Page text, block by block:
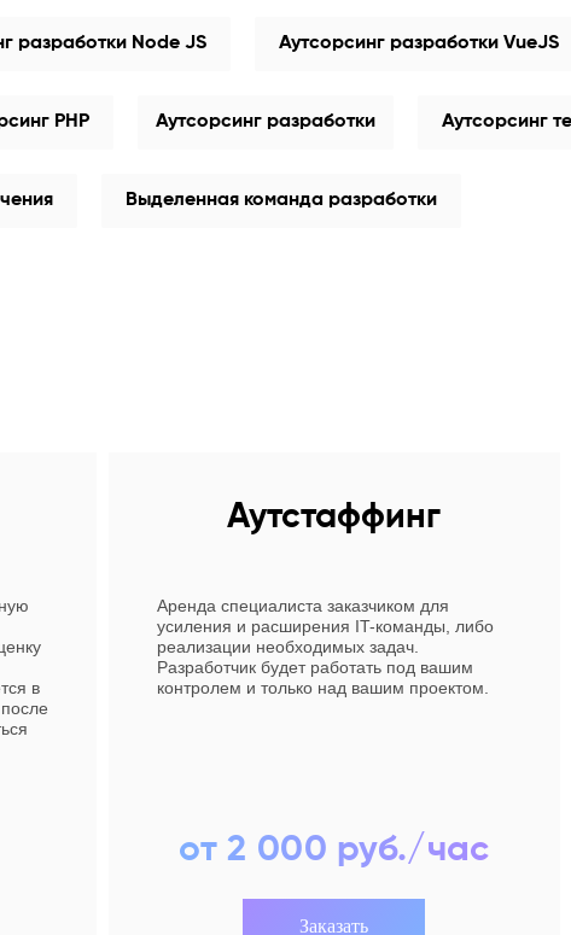
разработки Node JS Аутсорсинг разработки VueJS
PHP Аутсорсинг разработки Аутсорсинг
Выделенная команда разработки
в
Аутстаффинг
Аренда специалиста заказчиком для
усиления и расширения IT-команды, либо
реализации необходимых задач.
Разработчик будет работать под вашим
контролем и только над вашим проектом.
от 2 000 руб./час
Заказать